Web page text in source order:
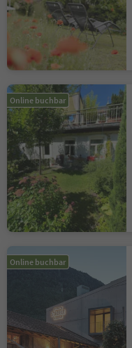
Online buchbar
Online buchbar